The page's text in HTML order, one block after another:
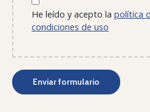
He leído y acepto la política
condiciones de uso